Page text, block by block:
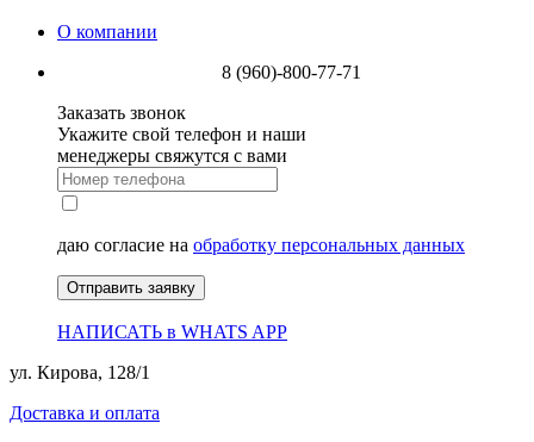
О компании
8 (960)-800-77-71
Заказать звонок
Укажите свой телефон и наши
менеджеры свяжутся с вами
даю согласие на обработку персональных данных
Отправить заявку
НАПИСАТЬ в WHATS APP
ул. Кирова, 128/1
Доставка и оплата